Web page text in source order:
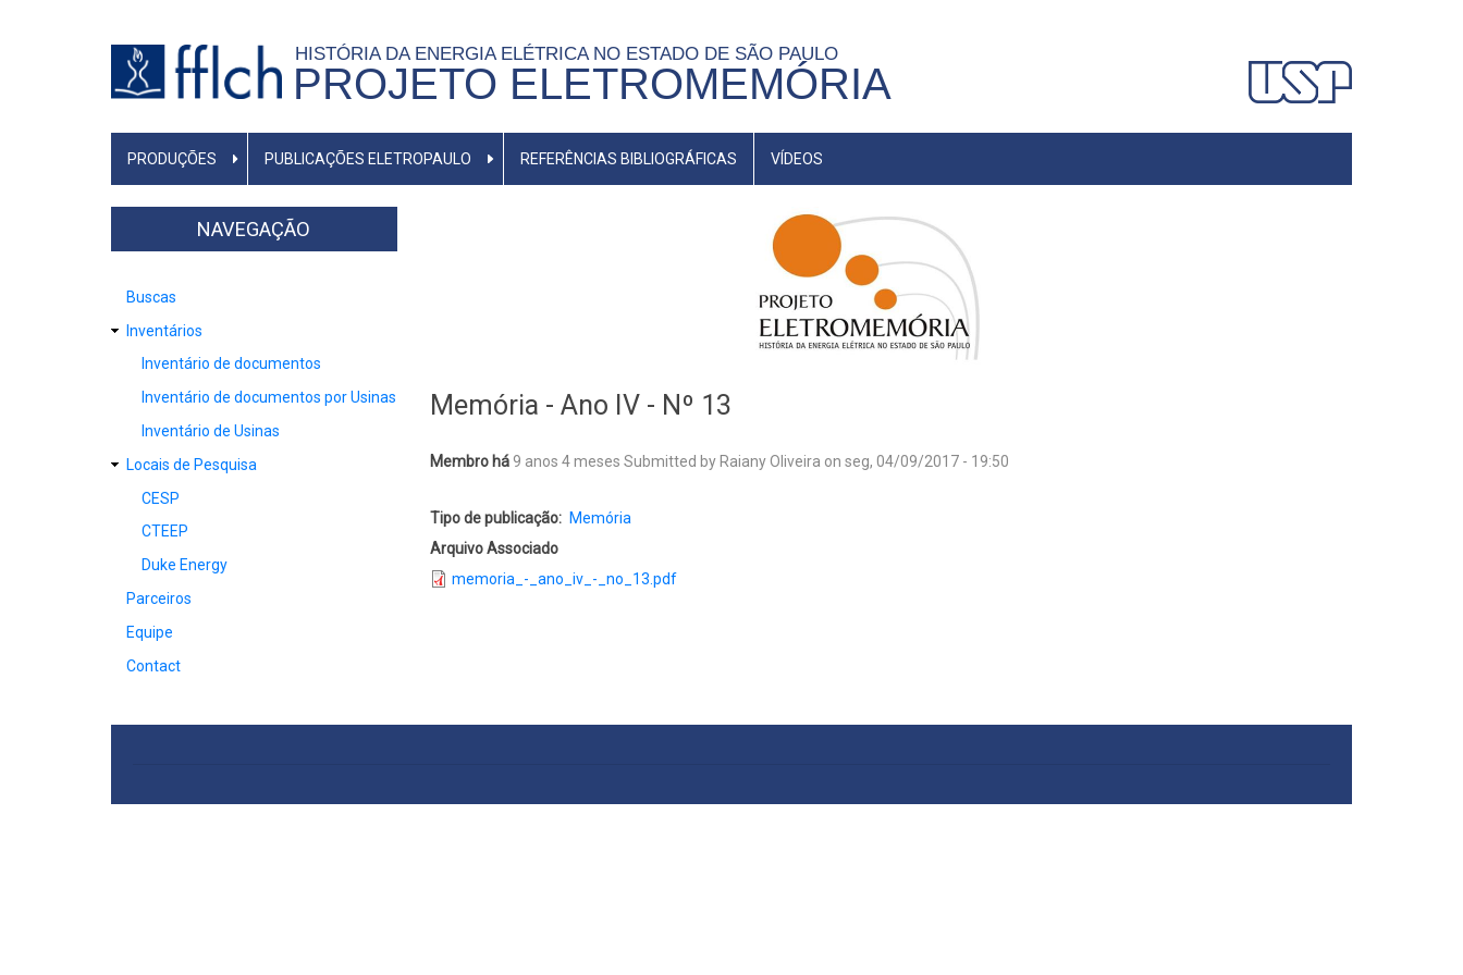
HISTÓRIA DA ENERGIA ELÉTRICA NO ESTADO DE SÃO PAULO
PROJETO ELETROMEMÓRIA
NAVEGAÇÃO
PRODUÇÕES PUBLICAÇÕES ELETROPAULO REFERÊNCIAS BIBLIOGRÁFICAS VÍDEOS
NAVEGAÇÃO
Buscas
Inventários
Inventário de documentos
Inventário de documentos por Usinas
Inventário de Usinas
Locais de Pesquisa
CESP
CTEEP
Duke Energy
Parceiros
Equipe
Contact
Memória - Ano IV - Nº 13
Membro há9 anos 4 meses Submitted by Raiany Oliveira on seg, 04/09/2017 - 19:50
Tipo de publicação
Memória
Arquivo Associado
memoria_-_ano_iv_-_no_13.pdf